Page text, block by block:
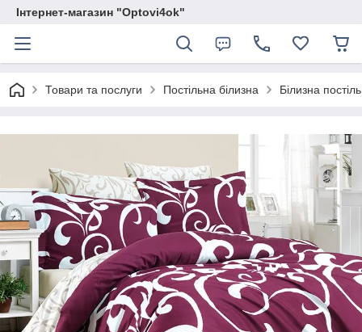
Інтернет-магазин "Optovi4ok"
Товари та послуги Постільна білизна Білизна